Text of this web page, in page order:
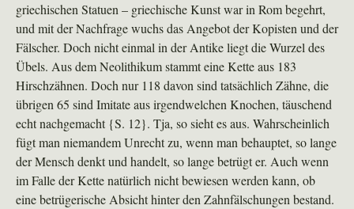
griechischen Statuen – griechische Kunst war in Rom begehrt,
und mit der Nachfrage wuchs das Angebot der Kopisten und der
Fälscher. Doch nicht einmal in der Antike liegt die Wurzel des
Übels. Aus dem Neolithikum stammt eine Kette aus 183
Hirschzähnen. Doch nur 118 davon sind tatsächlich Zähne, die
übrigen 65 sind Imitate aus irgendwelchen Knochen, täuschend
echt nachgemacht {S. 12}. Tja, so sieht es aus. Wahrscheinlich
fügt man niemandem Unrecht zu, wenn man behauptet, so lange
der Mensch denkt und handelt, so lange betrügt er. Auch wenn
im Falle der Kette natürlich nicht bewiesen werden kann, ob
eine betrügerische Absicht hinter den Zahnfälschungen bestand.